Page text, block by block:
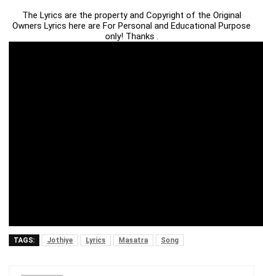
The Lyrics are the property and Copyright of the Original
Owners Lyrics here are For Personal and Educational Purpose
only! Thanks .
TAGS: Jothiye Lyrics Masatra Song